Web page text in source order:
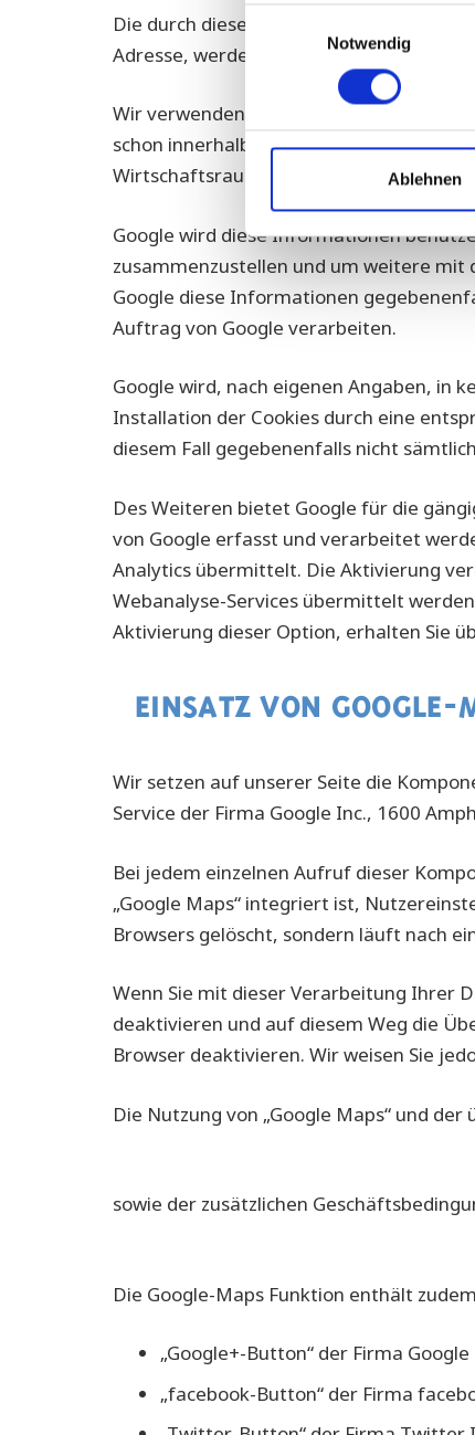
Einwilligungsauswahl
Notwendig
Ablehnen
Die durch diese Cookies erzeugten
Adresse, werden an Google in den USA
Wir verwenden auf unserer Website
schon innerhalb von Mitgliedstaaten der
Wirtschaftsraum gekürzt und dadurch
Google wird diese Informationen
zusammenzustellen und um weitere
Google diese Informationen
Auftrag von Google verarbeiten.
Google wird, nach eigenen Angaben, in
Installation der Cookies durch eine
diesem Fall gegebenenfalls nicht
Des Weiteren bietet Google für die
von Google erfasst und verarbeitet
Analytics übermittelt. Die Aktivierung
Webanalyse-Services übermittelt
Aktivierung dieser Option, erhalten Sie
EINSATZ VON GOOGLE-
Wir setzen auf unserer Seite die
Service der Firma Google Inc., 1600
Bei jedem einzelnen Aufruf dieser
„Google Maps“ integriert ist,
Browsers gelöscht, sondern läuft nach
Wenn Sie mit dieser Verarbeitung Ihrer
deaktivieren und auf diesem Weg die
Browser deaktivieren. Wir weisen Sie
Die Nutzung von „Google Maps“ und
sowie der zusätzlichen
Die Google-Maps Funktion enthält
„Google+-Button“ der Firma
„facebook-Button“ der Firma